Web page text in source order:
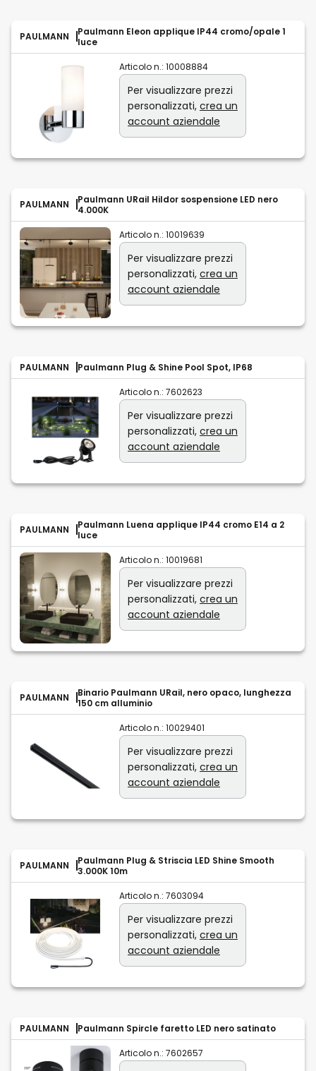
PAULMANN
Paulmann Eleon applique IP44 cromo/opale 1
luce
Articolo n.: 10008884
Per visualizzare prezzi
personalizzati, crea un
account aziendale
PAULMANN
Paulmann URail Hildor sospensione LED nero
4.000K
Articolo n.: 10019639
Per visualizzare prezzi
personalizzati, crea un
account aziendale
PAULMANN Paulmann Plug & Shine Pool Spot, IP68
Articolo n.: 7602623
Per visualizzare prezzi
personalizzati, crea un
account aziendale
PAULMANN
Paulmann Luena applique IP44 cromo E14 a 2
luce
Articolo n.: 10019681
Per visualizzare prezzi
personalizzati, crea un
account aziendale
PAULMANN
Binario Paulmann URail, nero opaco, lunghezza
150 cm alluminio
Articolo n.: 10029401
Per visualizzare prezzi
personalizzati, crea un
account aziendale
PAULMANN
Paulmann Plug & Striscia LED Shine Smooth
3.000K 10m
Articolo n.: 7603094
Per visualizzare prezzi
personalizzati, crea un
account aziendale
PAULMANN Paulmann Spircle faretto LED nero satinato
Articolo n.: 7602657